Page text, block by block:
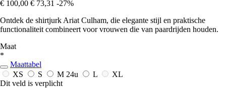
€ 100,00 € 73,31 -27%
Ontdek de shirtjurk Ariat Culham, die elegante stijl en praktische
functionaliteit combineert voor vrouwen die van paardrijden houden.
Maat
*
Maattabel
XS
S M 24u L
XL
Dit veld is verplicht